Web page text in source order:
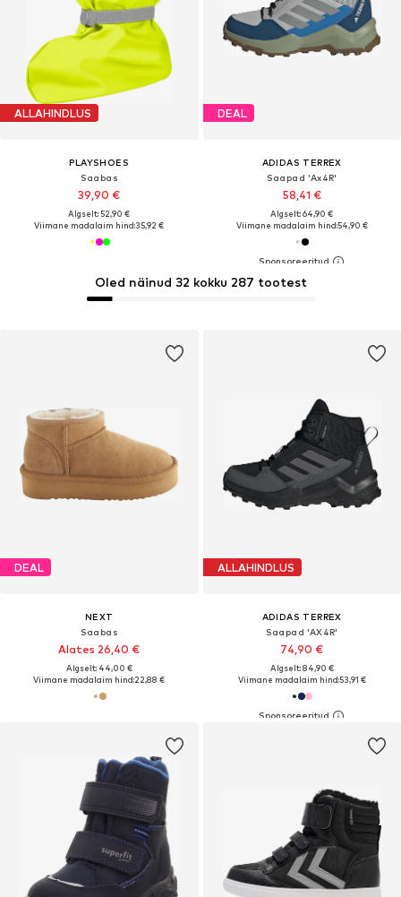
ALLAHINDLUS
PLAYSHOES
Saabas
39,90 €
Algselt: 52,90 €
Viimane madalaim hind:35,92 €
DEAL
ADIDAS TERREX
Saapad 'Ax4R'
58,41 €
Algselt: 64,90 €
Viimane madalaim hind:54,90 €
DEAL
NEXT
Saabas
Alates 26,40 €
Algselt: 44,00 €
Viimane madalaim hind:22,88 €
Oled näinud 32 kokku 287 tootest
ALLAHINDLUS
ADIDAS TERREX
Saapad 'AX4R'
74,90 €
Algselt: 84,90 €
Viimane madalaim hind:53,91 €